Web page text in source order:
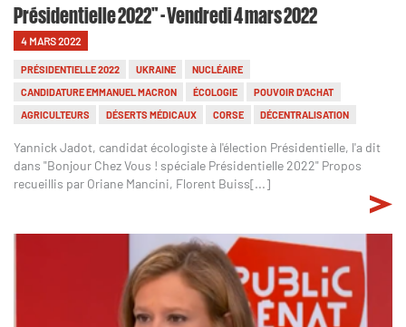
Présidentielle 2022" - Vendredi 4 mars 2022
4 MARS 2022
PRÉSIDENTIELLE 2022 UKRAINE
NUCLÉAIRE
CANDIDATURE EMMANUEL MACRON
ÉCOLOGIE
POUVOIR D'ACHAT
AGRICULTEURS
DÉSERTS MÉDICAUX CORSE DÉCENTRALISATION
Yannick Jadot, candidat écologiste à l'élection Présidentielle, l'a dit
dans "Bonjour Chez Vous ! spéciale Présidentielle 2022" Propos
recueillis par Oriane Mancini, Florent Buiss[...]